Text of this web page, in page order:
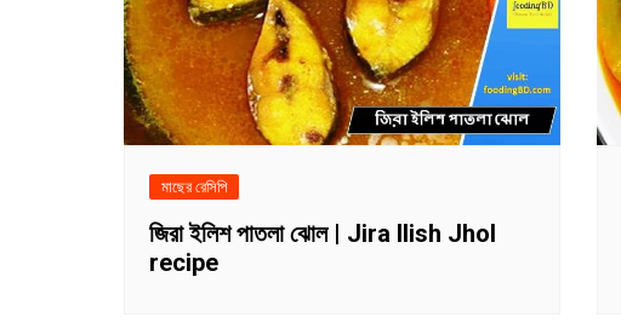
মাছের রেসিপি
জিরা ইলিশ পাতলা ঝোল | Jira Ilish Jhol
recipe